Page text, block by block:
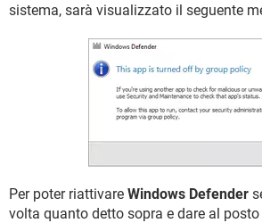
sistema, sarà visualizzato il seguente
Per poter riattivare Windows Defender
volta quanto detto sopra e dare al